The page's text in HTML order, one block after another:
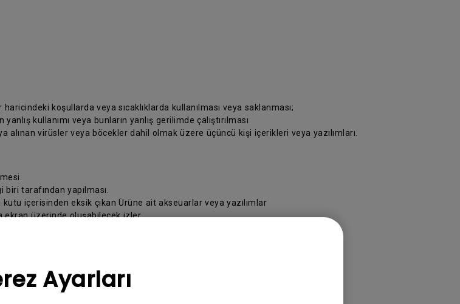
Ayarları
koşullarda veya sıcaklıklarda kullanılması veya saklanması;
kullanımı veya bunların yanlış gerilimde çalıştırılması
virüsler veya böcekler dahil olmak üzere üçüncü kişi içerikleri veya yazılımları.
tarafından yapılması.
içerisinden eksik çıkan Ürüne ait akseuarlar veya yazılımlar
ekran üzerinde oluşabilecek izler
Ürünü satın aldığınız Türkiye’de yürürlükte olan yasalara göre yürütülecektir.